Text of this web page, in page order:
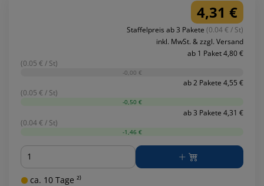
4,31 €
Staffelpreis ab 3 Pakete (0.04 € / St)
inkl. MwSt. & zzgl. Versand
ab 1 Paket 4,80 €
(0.05 € / St)
-0,00 €
ab 2 Pakete 4,55 €
(0.05 € / St)
-0,50 €
ab 3 Pakete 4,31 €
(0.04 € / St)
-1,46 €
Menge
ca. 10 Tage ²⁾